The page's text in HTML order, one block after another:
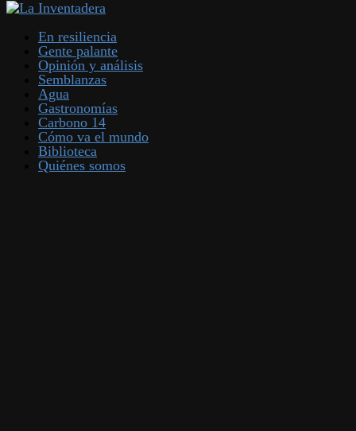
En resiliencia
Gente palante
Opinión y análisis
Semblanzas
Agua
Gastronomías
Carbono 14
Cómo va el mundo
Biblioteca
Quiénes somos